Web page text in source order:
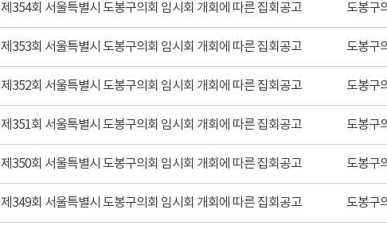
제354회 서울특별시 도봉구의회 임시회 개회에 따른 집회공고 도봉구
제353회 서울특별시 도봉구의회 임시회 개회에 따른 집회공고 도봉구
제352회 서울특별시 도봉구의회 임시회 개회에 따른 집회공고 도봉구
제351회 서울특별시 도봉구의회 임시회 개회에 따른 집회공고 도봉구
제350회 서울특별시 도봉구의회 임시회 개회에 따른 집회공고 도봉구
제349회 서울특별시 도봉구의회 임시회 개회에 따른 집회공고 도봉구